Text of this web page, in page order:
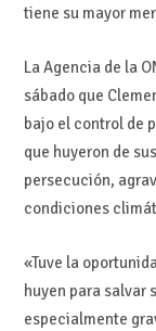
tiene su mayor
La Agencia de la
sábado que
bajo el control de
que huyeron de
persecución,
condiciones
«Tuve la
huyen para salvar
especialmente